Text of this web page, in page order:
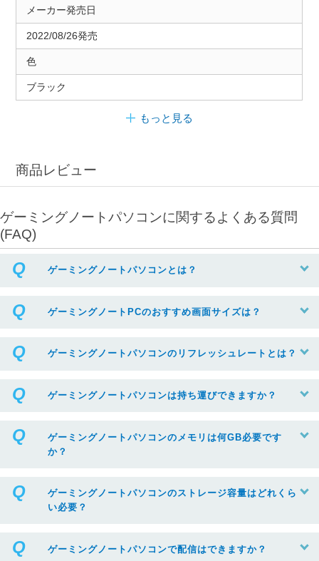
メーカー発売日
2022/08/26発売
色
ブラック
もっと見る
商品レビュー
ゲーミングノートパソコンに関するよくある質問
(FAQ)
ゲーミングノートパソコンとは？
ゲーミングノートPCのおすすめ画面サイズは？
ゲーミングノートパソコンのリフレッシュレートとは？
ゲーミングノートパソコンは持ち運びできますか？
ゲーミングノートパソコンのメモリは何GB必要です
か？
ゲーミングノートパソコンのストレージ容量はどれくら
い必要？
ゲーミングノートパソコンで配信はできますか？